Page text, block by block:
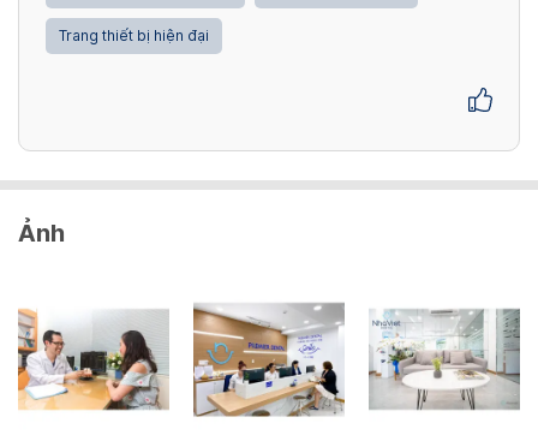
Xem thêm
Trang thiết bị hiện đại
Ảnh